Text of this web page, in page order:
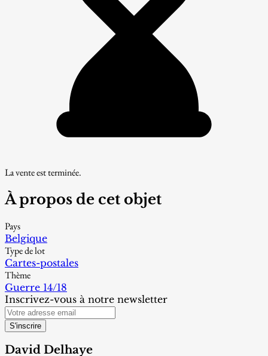
La vente est terminée.
À propos de cet objet
Pays
Belgique
Type de lot
Cartes-postales
Thème
Guerre 14/18
Inscrivez-vous à notre newsletter
S'inscrire
David Delhaye